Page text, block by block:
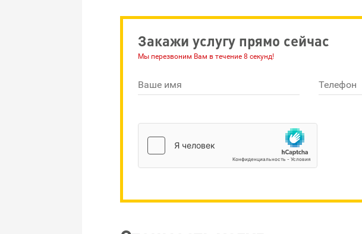
Закажи услугу прямо сейчас
Мы перезвоним Вам в течение 8 секунд!
Ваше имя Телефон